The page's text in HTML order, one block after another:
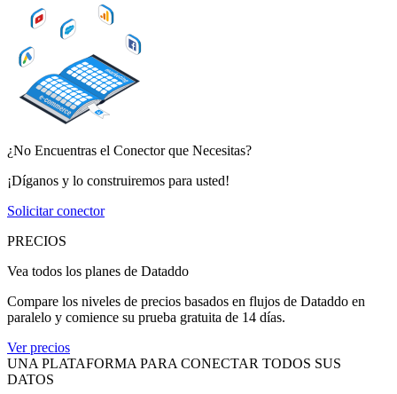
¿No Encuentras el Conector que Necesitas?
¡Díganos y lo construiremos para usted!
Solicitar conector
PRECIOS
Vea todos los planes de Dataddo
Compare los niveles de precios basados en flujos de Dataddo en
paralelo y comience su prueba gratuita de 14 días.
Ver precios
UNA PLATAFORMA PARA CONECTAR TODOS SUS
DATOS